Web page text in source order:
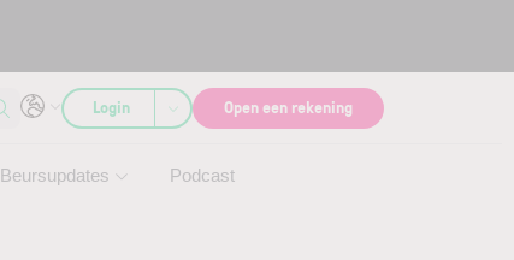
Beursupdates Podcast
Login Open een rekening